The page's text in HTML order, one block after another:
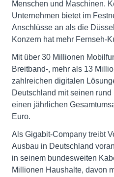
Menschen und Maschinen.
Unternehmen bietet im
Anschlüsse an als die
Konzern hat mehr Fernseh-
Mit über 30 Millionen
Breitband-, mehr als 13
zahlreichen digitalen
Deutschland mit seinen
einen jährlichen
Euro.
Als Gigabit-Company treibt
Ausbau in Deutschland
in seinem bundesweiten
Millionen Haushalte, davon